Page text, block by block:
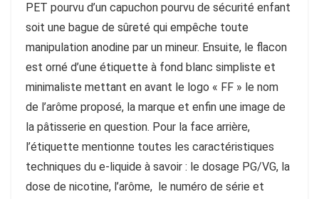
PET pourvu d’un capuchon pourvu de sécurité enfant
soit une bague de sûreté qui empêche toute
manipulation anodine par un mineur. Ensuite, le flacon
est orné d’une étiquette à fond blanc simpliste et
minimaliste mettant en avant le logo « FF » le nom
de l’arôme proposé, la marque et enfin une image de
la pâtisserie en question. Pour la face arrière,
l’étiquette mentionne toutes les caractéristiques
techniques du e-liquide à savoir : le dosage PG/VG, la
dose de nicotine, l’arôme, le numéro de série et